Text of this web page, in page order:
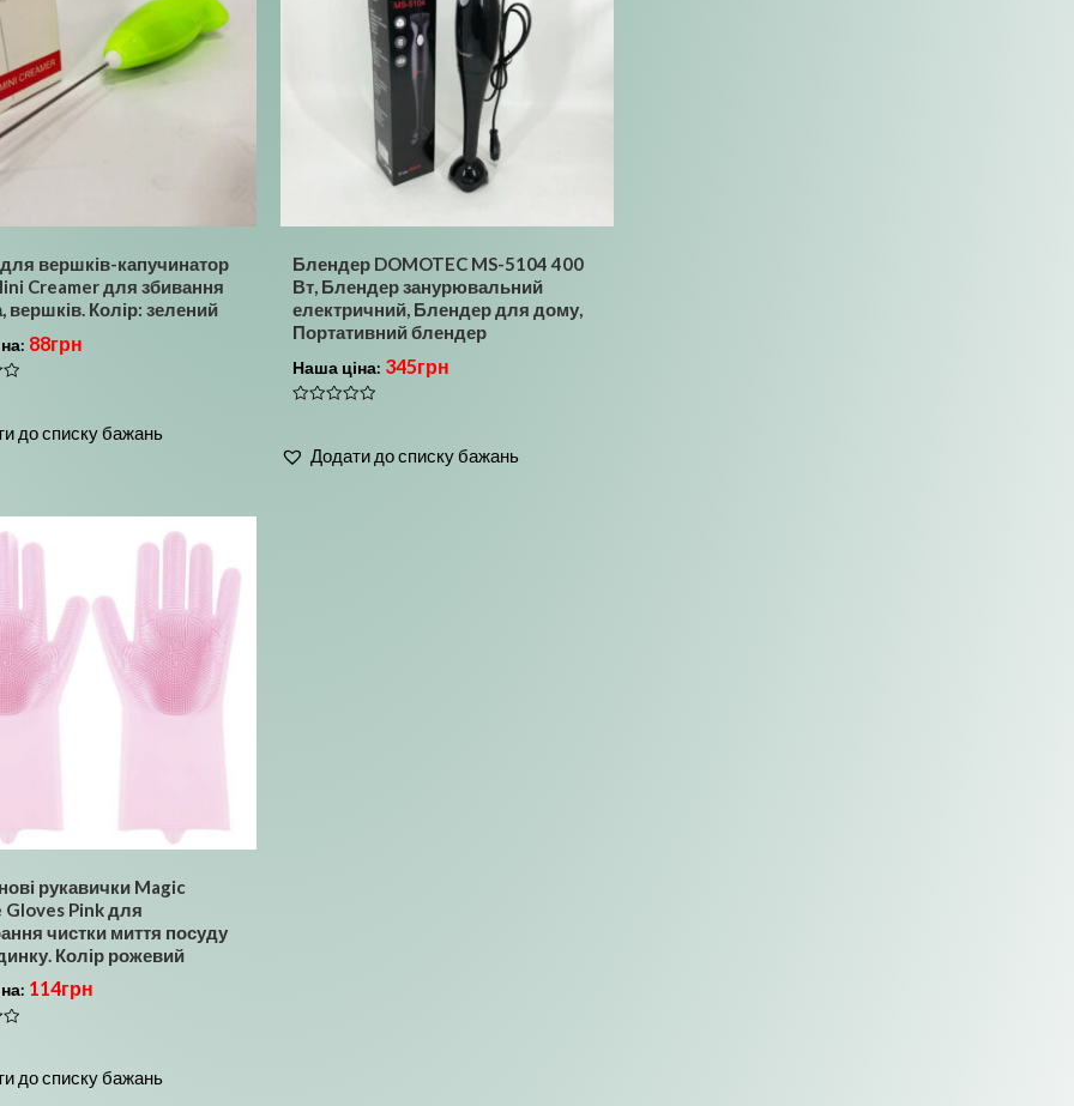
вершків-капучинатор
Creamer для збивання
вершків. Колір: зелений
88грн
до списку бажань
Блендер DOMOTEC MS-5104 400
Вт, Блендер занурювальний
електричний, Блендер для дому,
Портативний блендер
Наша ціна: 345грн
з
Додати до списку бажань
рукавички Magic
Gloves Pink для
чистки миття посуду
Колір рожевий
114грн
до списку бажань